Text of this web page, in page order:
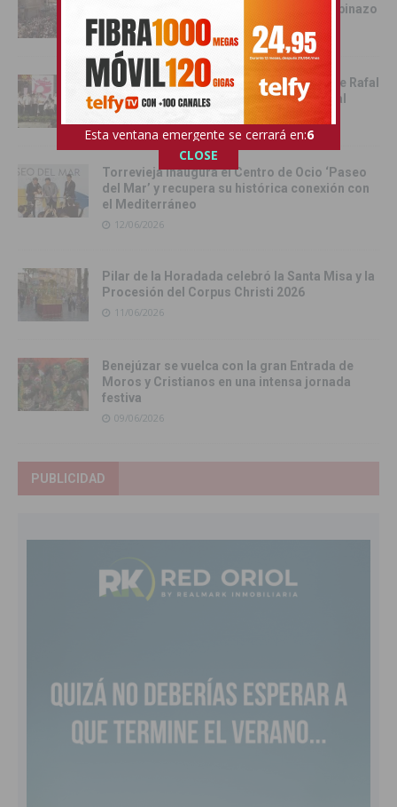
de San Juan 2026 con el Festival del Chupinazo
13/06/2026
Rafal celebra la tercera edición del Día de Rafal
con historia, cultura y convivencia vecinal
Torrevieja inaugura el Centro de Ocio ‘Paseo
del Mar’ y recupera su histórica conexión con
el Mediterráneo
12/06/2026
Pilar de la Horadada celebró la Santa Misa y la
Procesión del Corpus Christi 2026
11/06/2026
Benejúzar se vuelca con la gran Entrada de
Moros y Cristianos en una intensa jornada
festiva
09/06/2026
PUBLICIDAD
Esta ventana emergente se cerrará en:4
CLOSE